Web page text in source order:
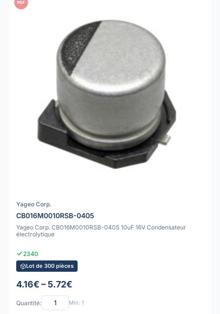
PDF
Yageo Corp.
CB016M0010RSB-0405
Yageo Corp. CB016M0010RSB-0405 10uF 16V Condensateur
électrolytique
2340
Lot de 300 pièces
4.16€ – 5.72€
Quantité: Min: 1